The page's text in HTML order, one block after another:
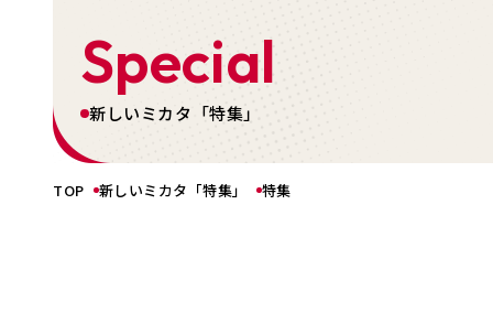
Special
新しいミカタ「特集」
TOP 新しいミカタ「特集」 特集